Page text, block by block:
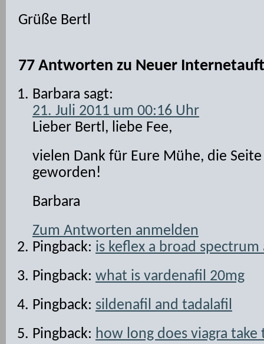
Grüße Bertl
77 Antworten zu Neuer
Barbara sagt:
21. Juli 2011 um 00:16 Uhr
Lieber Bertl, liebe Fee,
vielen Dank für Eure Mühe, die
geworden!
Barbara
Zum Antworten anmelden
Pingback: is keflex a broad
Pingback: what is vardenafil 20mg
Pingback: sildenafil and tadalafil
Pingback: how long does viagra